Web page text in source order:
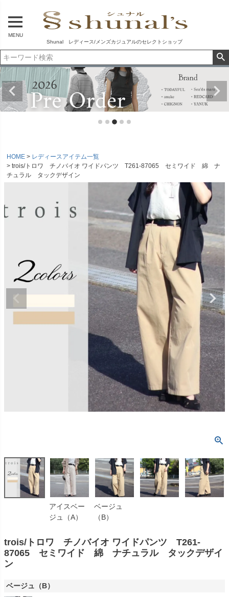
MENU
Shunal レディース/メンズカジュアルのセレクトショップ
HOME
レディースアイテム一覧
trois/トロワ チノバイオ ワイドパンツ T261-87065 セミワイド 綿 ナ
チュラル タックデザイン
アイスベー
ジュ（A）
ベージュ
（B）
trois/トロワ チノバイオ ワイドパンツ T261-
87065 セミワイド 綿 ナチュラル タックデザイ
ン
ベージュ（B）